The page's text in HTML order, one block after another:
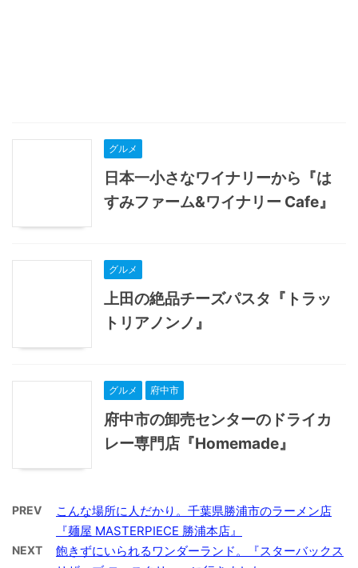
グルメ
日本一小さなワイナリーから『は
すみファーム&ワイナリー Cafe』
グルメ
上田の絶品チーズパスタ『トラッ
トリアノンノ』
グルメ 府中市
府中市の卸売センターのドライカ
レー専門店『Homemade』
PREV
こんな場所に人だかり。千葉県勝浦市のラーメン店
『麺屋 MASTERPIECE 勝浦本店』
NEXT
飽きずにいられるワンダーランド。『スターバックス